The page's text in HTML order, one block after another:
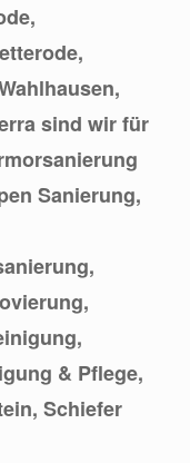
sind wir für
Sanierung,
& Pflege,
Schiefer